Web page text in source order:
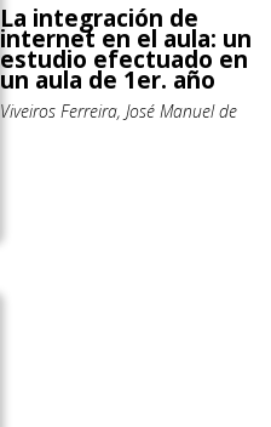
La integración de
internet en el aula: un
estudio efectuado en
un aula de 1er. año
Viveiros Ferreira, José Manuel de